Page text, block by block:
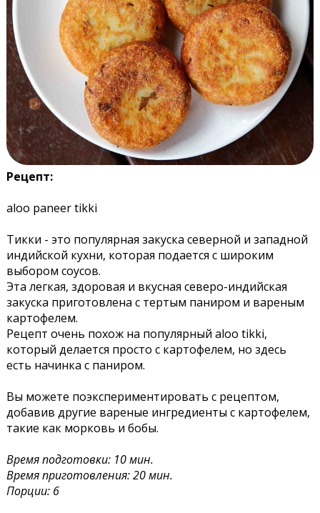
Рецепт:
aloo paneer tikki
Тикки - это популярная закуска северной и западной
индийской кухни, которая подается с широким
выбором соусов.
Эта легкая, здоровая и вкусная северо-индийская
закуска приготовлена с тертым паниром и вареным
картофелем.
Рецепт очень похож на популярный aloo tikki,
который делается просто с картофелем, но здесь
есть начинка с паниром.
Вы можете поэкспериментировать с рецептом,
добавив другие вареные ингредиенты с картофелем,
такие как морковь и бобы.
Время подготовки: 10 мин.
Время приготовления: 20 мин.
Порции: 6